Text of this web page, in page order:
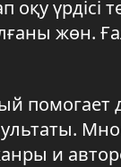
оқу үрдісі
жөн.
помогает
и